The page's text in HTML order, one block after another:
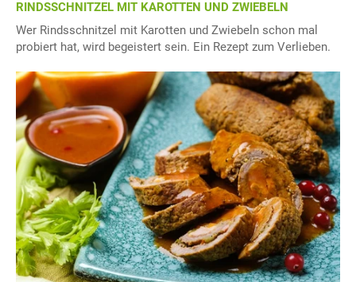
RINDSSCHNITZEL MIT KAROTTEN UND ZWIEBELN
Wer Rindsschnitzel mit Karotten und Zwiebeln schon mal
probiert hat, wird begeistert sein. Ein Rezept zum Verlieben.